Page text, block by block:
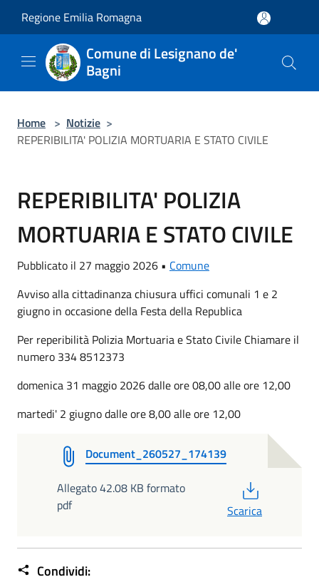
Regione Emilia Romagna
Comune di Lesignano de'
Bagni
Home > Notizie >
REPERIBILITA' POLIZIA MORTUARIA E STATO CIVILE
REPERIBILITA' POLIZIA
MORTUARIA E STATO CIVILE
Pubblicato il 27 maggio 2026 • Comune
Avviso alla cittadinanza chiusura uffici comunali 1 e 2
giugno in occasione della Festa della Republica
Per reperibilità Polizia Mortuaria e Stato Civile Chiamare il
numero 334 8512373
domenica 31 maggio 2026 dalle ore 08,00 alle ore 12,00
martedi' 2 giugno dalle ore 8,00 alle ore 12,00
Document_260527_174139
Allegato 42.08 KB formato
pdf
Scarica
Condividi: